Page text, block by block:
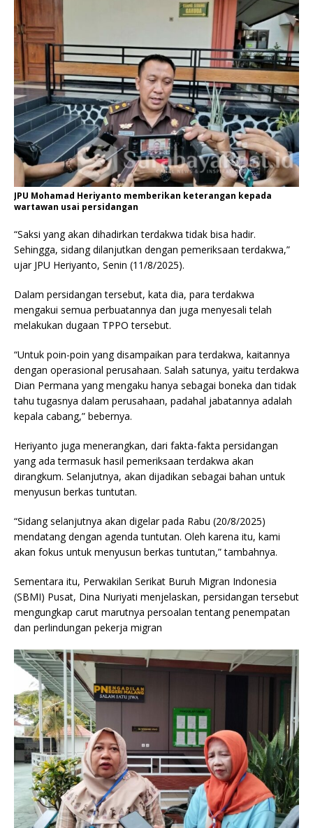
JPU Mohamad Heriyanto memberikan keterangan kepada
wartawan usai persidangan
“Saksi yang akan dihadirkan terdakwa tidak bisa hadir.
Sehingga, sidang dilanjutkan dengan pemeriksaan terdakwa,”
ujar JPU Heriyanto, Senin (11/8/2025).
Dalam persidangan tersebut, kata dia, para terdakwa
mengakui semua perbuatannya dan juga menyesali telah
melakukan dugaan TPPO tersebut.
“Untuk poin-poin yang disampaikan para terdakwa, kaitannya
dengan operasional perusahaan. Salah satunya, yaitu terdakwa
Dian Permana yang mengaku hanya sebagai boneka dan tidak
tahu tugasnya dalam perusahaan, padahal jabatannya adalah
kepala cabang,” bebernya.
Heriyanto juga menerangkan, dari fakta-fakta persidangan
yang ada termasuk hasil pemeriksaan terdakwa akan
dirangkum. Selanjutnya, akan dijadikan sebagai bahan untuk
menyusun berkas tuntutan.
“Sidang selanjutnya akan digelar pada Rabu (20/8/2025)
mendatang dengan agenda tuntutan. Oleh karena itu, kami
akan fokus untuk menyusun berkas tuntutan,” tambahnya.
Sementara itu, Perwakilan Serikat Buruh Migran Indonesia
(SBMI) Pusat, Dina Nuriyati menjelaskan, persidangan tersebut
mengungkap carut marutnya persoalan tentang penempatan
dan perlindungan pekerja migran